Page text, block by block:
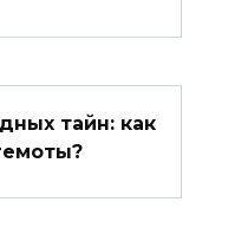
тайн: как